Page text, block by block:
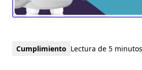
Cumplimiento Lectura de 5 minutos